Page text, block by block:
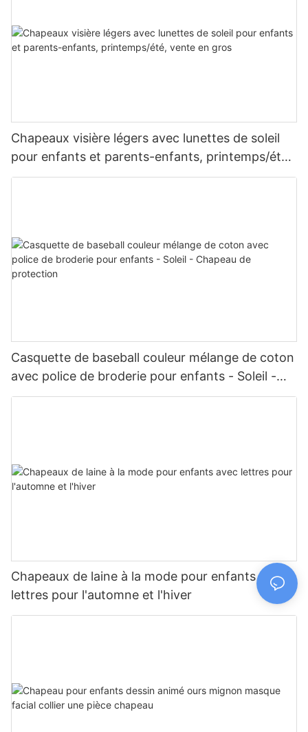
Chapeaux visière légers avec lunettes de soleil
pour enfants et parents-enfants, printemps/été,
vente en gros
Casquette de baseball couleur mélange de coton
avec police de broderie pour enfants - Soleil -
Chapeau de protection
Chapeaux de laine à la mode pour enfants avec
lettres pour l'automne et l'hiver